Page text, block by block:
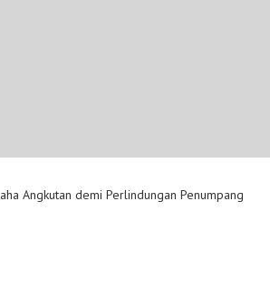
Angkutan demi Perlindungan Penumpang